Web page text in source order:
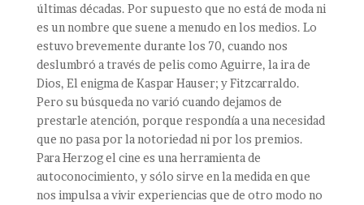
últimas décadas. Por supuesto que no está de moda ni
es un nombre que suene a menudo en los medios. Lo
estuvo brevemente durante los 70, cuando nos
deslumbró a través de pelis como Aguirre, la ira de
Dios, El enigma de Kaspar Hauser; y Fitzcarraldo.
Pero su búsqueda no varió cuando dejamos de
prestarle atención, porque respondía a una necesidad
que no pasa por la notoriedad ni por los premios.
Para Herzog el cine es una herramienta de
autoconocimiento, y sólo sirve en la medida en que
nos impulsa a vivir experiencias que de otro modo no